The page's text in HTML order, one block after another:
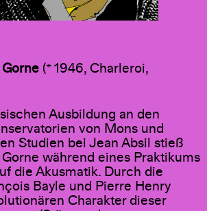
(* 1946, Charleroi,
Ausbildung an den
von Mons und
Studien bei Jean Absil stieß
während eines Praktikums
die Akusmatik. Durch die
Bayle und Pierre Henry
Charakter dieser